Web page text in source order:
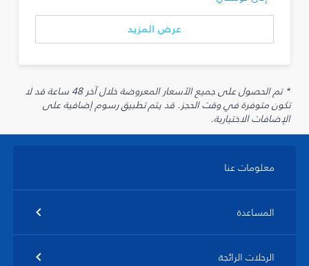
عرض المزيد
* تم الحصول على جميع الأسعار المعروضة خلال آخر 48 ساعة قد لا
تكون متوفرة في وقت الحجز. قد يتم تطبيق رسوم إضافية على
الإضافات الاختيارية.
معلومات عنا
المساعدة
الرحلات الرائجة